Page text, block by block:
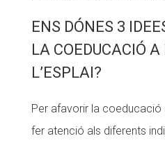
ENS DÓNES 3
LA COEDUCACIÓ A
L’ESPLAI?
Per afavorir la coeducació
fer atenció als diferents